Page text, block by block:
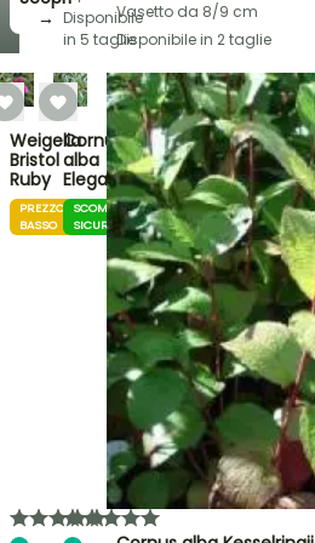
→ Disponibile
in 5 taglie
Vasetto da 8/9 cm
Disponibile in 2 taglie
Weigelia
Bristol
Ruby
PREZZO
BASSO
Cornus
alba
Elegantissima
SCOMMESSA
SICURA